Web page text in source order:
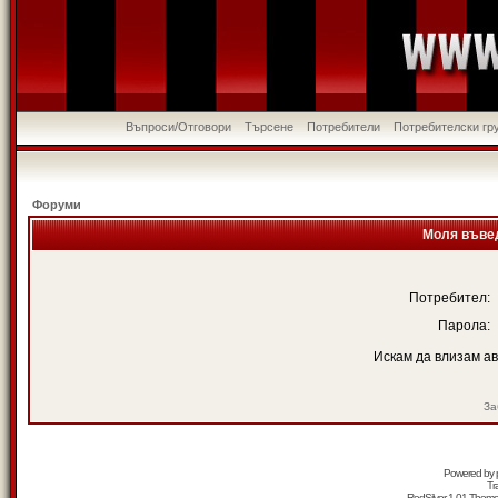
Въпроси/Отговори Търсене Потребители Потребителски
Форуми
Моля
Потребител:
Парола:
Искам да влизам
Powered by